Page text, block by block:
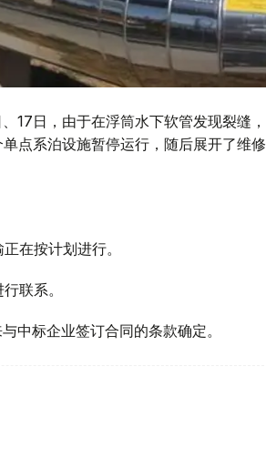
17日，由于在浮筒水下软管发现裂缝，
点系泊设施暂停运行，随后展开了维修
在按计划进行。
联系。
中标企业签订合同的条款确定。